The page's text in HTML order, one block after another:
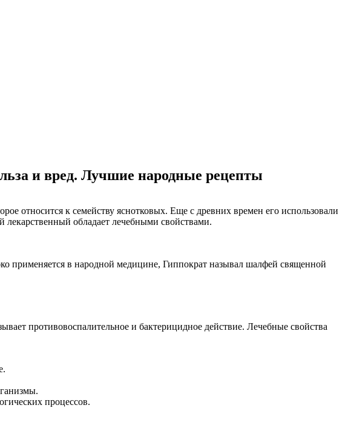
и вред. Лучшие народные рецепты
относится к семейству яснотковых. Еще с древних времен его использовали
лекарственный обладает лечебными свойствами.
противовоспалительное и бактерицидное действие. Лечебные свойства
процессов.